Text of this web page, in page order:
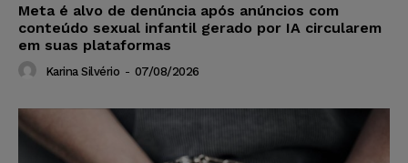
Meta é alvo de denúncia após anúncios com
conteúdo sexual infantil gerado por IA circularem
em suas plataformas
Karina Silvério - 07/08/2026